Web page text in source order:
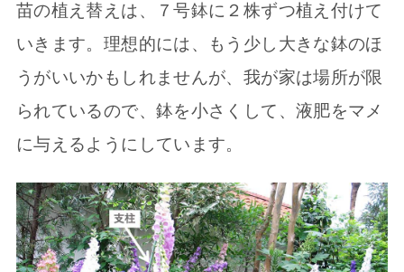
苗の植え替えは、７号鉢に２株ずつ植え付けて
いきます。理想的には、もう少し大きな鉢のほ
うがいいかもしれませんが、我が家は場所が限
られているので、鉢を小さくして、液肥をマメ
に与えるようにしています。